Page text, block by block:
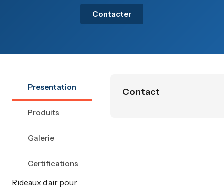
Contacter
Presentation
Produits
Galerie
Certifications
Rideaux d’air pour
Contact